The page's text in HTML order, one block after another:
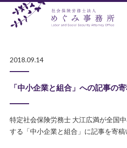
2018.09.14
「中小企業と組合」への記事の
特定社会保険労務士 大江広満が全国
する「中小企業と組合」に記事を寄稿